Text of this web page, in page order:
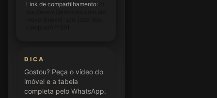
Link de compartilhamento:
DICA
Gostou? Peça o vídeo do
imóvel e a tabela
completa pelo WhatsApp.